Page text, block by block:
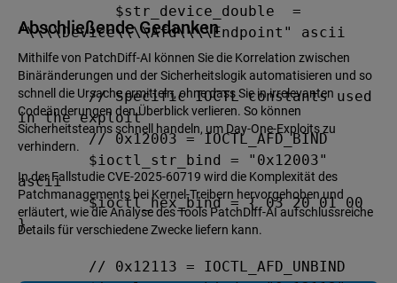
"\\\\Device\\\\Afd\\\\Endpoint" ascii
        // Specific IOCTL constants used
in the exploit
        // 0x12003 = IOCTL_AFD_BIND
ascii
        $ioctl_hex_bind = { 03 20 01 00
}
Abschließende Gedanken
Mithilfe von PatchDiff-AI können Sie die Korrelation zwischen
Binäränderungen und der Sicherheitslogik automatisieren und so
schnell die Ursache ermitteln, ohne dass Sie in irrelevanten
Codeänderungen den Überblick verlieren. So können
Sicherheitsteams schnell handeln, um Day-One-Exploits zu
verhindern.
In der Fallstudie CVE-2025-60719 wird die Komplexität des
Patchmanagements bei Kernel-Treibern hervorgehoben und
erläutert, wie die Analyse des Tools PatchDiff-AI aufschlussreiche
Details für verschiedene Zwecke liefern kann.